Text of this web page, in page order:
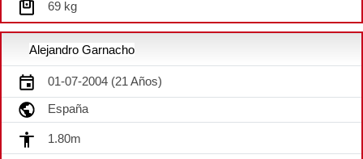
69 kg
Alejandro Garnacho
01-07-2004 (21 Años)
España
1.80m